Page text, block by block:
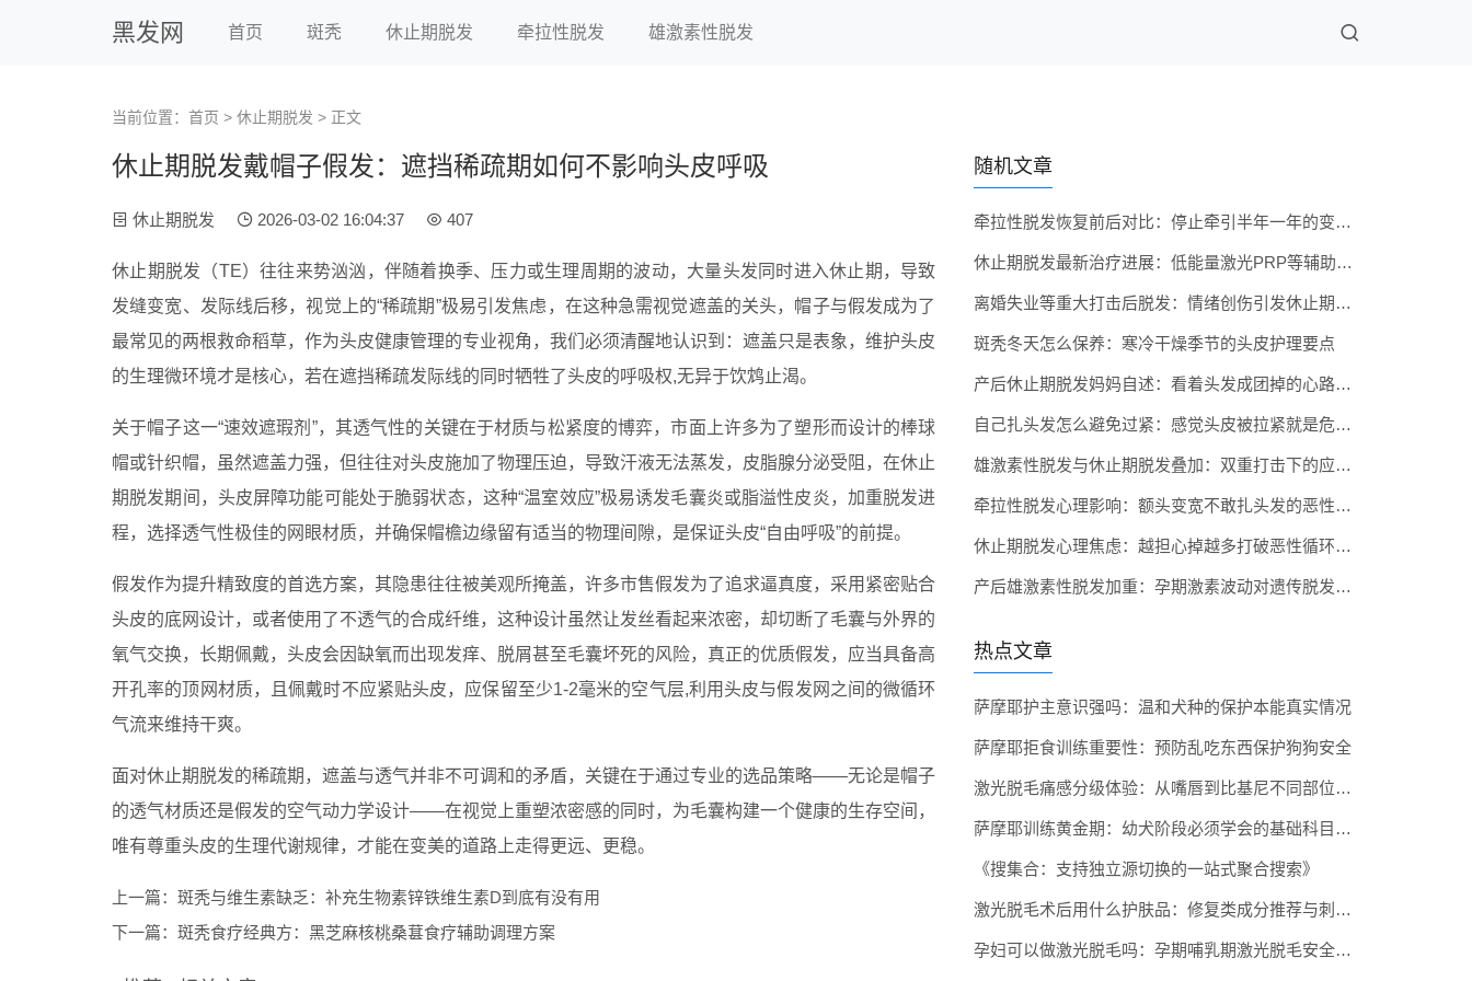
黑发网 首页 斑秃 休止期脱发 牵拉性脱发 雄激素性脱发
当前位置： 首页 > 休止期脱发 > 正文
休止期脱发戴帽子假发：遮挡稀疏期如何不影响头皮呼吸
休止期脱发 2026-03-02 16:04:37 407
休止期脱发（TE）往往来势汹汹，伴随着换季、压力或生理周期的波动，大量头发同时进入休止期，导致
发缝变宽、发际线后移，视觉上的“稀疏期”极易引发焦虑，在这种急需视觉遮盖的关头，帽子与假发成为了
最常见的两根救命稻草，作为头皮健康管理的专业视角，我们必须清醒地认识到：遮盖只是表象，维护头皮
的生理微环境才是核心，若在遮挡稀疏发际线的同时牺牲了头皮的呼吸权,无异于饮鸩止渴。
关于帽子这一“速效遮瑕剂”，其透气性的关键在于材质与松紧度的博弈，市面上许多为了塑形而设计的棒球
帽或针织帽，虽然遮盖力强，但往往对头皮施加了物理压迫，导致汗液无法蒸发，皮脂腺分泌受阻，在休止
期脱发期间，头皮屏障功能可能处于脆弱状态，这种“温室效应”极易诱发毛囊炎或脂溢性皮炎，加重脱发进
程，选择透气性极佳的网眼材质，并确保帽檐边缘留有适当的物理间隙，是保证头皮“自由呼吸”的前提。
假发作为提升精致度的首选方案，其隐患往往被美观所掩盖，许多市售假发为了追求逼真度，采用紧密贴合
头皮的底网设计，或者使用了不透气的合成纤维，这种设计虽然让发丝看起来浓密，却切断了毛囊与外界的
氧气交换，长期佩戴，头皮会因缺氧而出现发痒、脱屑甚至毛囊坏死的风险，真正的优质假发，应当具备高
开孔率的顶网材质，且佩戴时不应紧贴头皮，应保留至少1-2毫米的空气层,利用头皮与假发网之间的微循环
气流来维持干爽。
面对休止期脱发的稀疏期，遮盖与透气并非不可调和的矛盾，关键在于通过专业的选品策略——无论是帽子
的透气材质还是假发的空气动力学设计——在视觉上重塑浓密感的同时，为毛囊构建一个健康的生存空间，
唯有尊重头皮的生理代谢规律，才能在变美的道路上走得更远、更稳。
上一篇： 斑秃与维生素缺乏：补充生物素锌铁维生素D到底有没有用
下一篇： 斑秃食疗经典方：黑芝麻核桃桑葚食疗辅助调理方案
随机文章
牵拉性脱发恢复前后对比：停止牵引半年一年的变化记录
休止期脱发最新治疗进展：低能量激光PRP等辅助手段有用吗
离婚失业等重大打击后脱发：情绪创伤引发休止期的应对
斑秃冬天怎么保养：寒冷干燥季节的头皮护理要点
产后休止期脱发妈妈自述：看着头发成团掉的心路历程
自己扎头发怎么避免过紧：感觉头皮被拉紧就是危险信号
雄激素性脱发与休止期脱发叠加：双重打击下的应对策略
牵拉性脱发心理影响：额头变宽不敢扎头发的恶性循环
休止期脱发心理焦虑：越担心掉越多打破恶性循环的方法
产后雄激素性脱发加重：孕期激素波动对遗传脱发的影响
热点文章
萨摩耶护主意识强吗：温和犬种的保护本能真实情况
萨摩耶拒食训练重要性：预防乱吃东西保护狗狗安全
激光脱毛痛感分级体验：从嘴唇到比基尼不同部位疼痛打分
萨摩耶训练黄金期：幼犬阶段必须学会的基础科目全掌握
《搜集合：支持独立源切换的一站式聚合搜索》
激光脱毛术后用什么护肤品：修复类成分推荐与刺激成分避雷
孕妇可以做激光脱毛吗：孕期哺乳期激光脱毛安全性研究